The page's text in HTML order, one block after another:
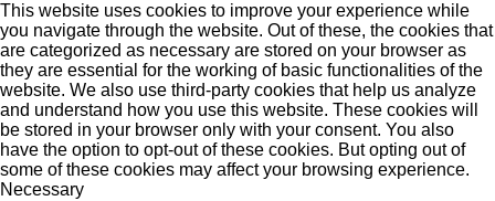
This website uses cookies to improve your experience while
you navigate through the website. Out of these, the cookies that
are categorized as necessary are stored on your browser as
they are essential for the working of basic functionalities of the
website. We also use third-party cookies that help us analyze
and understand how you use this website. These cookies will
be stored in your browser only with your consent. You also
have the option to opt-out of these cookies. But opting out of
some of these cookies may affect your browsing experience.
Necessary